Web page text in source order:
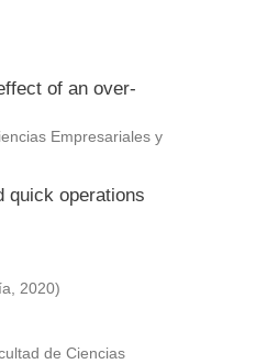
of an over-
Empresariales y
quick operations
, 2020)
de Ciencias